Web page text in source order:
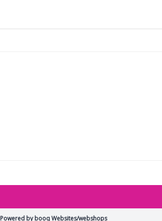
Powered by booq Websites/webshops